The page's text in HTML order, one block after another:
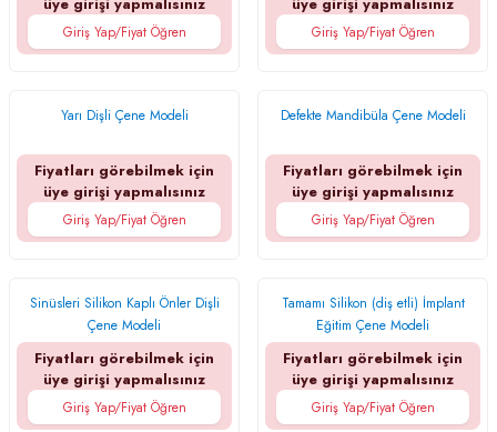
Giriş Yap/Fiyat Öğren Giriş Yap/Fiyat Öğren
Yarı Dişli Çene Modeli
Fiyatları görebilmek için
üye girişi yapmalısınız
Giriş Yap/Fiyat Öğren
Defekte Mandibüla Çene Modeli
Fiyatları görebilmek için
üye girişi yapmalısınız
Giriş Yap/Fiyat Öğren
Sinüsleri Silikon Kaplı Önler Dişli
Çene Modeli
Fiyatları görebilmek için
üye girişi yapmalısınız
Giriş Yap/Fiyat Öğren
Tamamı Silikon (diş etli) İmplant
Eğitim Çene Modeli
Fiyatları görebilmek için
üye girişi yapmalısınız
Giriş Yap/Fiyat Öğren